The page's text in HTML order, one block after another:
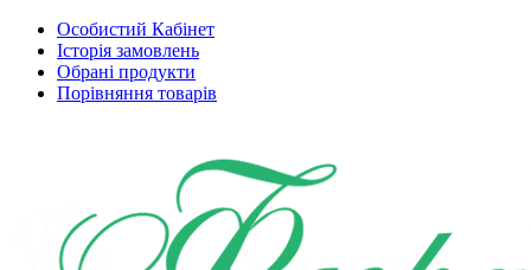
Особистий Кабінет
Історія замовлень
Обрані продукти
Порівняння товарів